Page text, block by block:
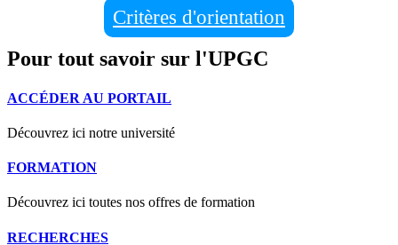
Critères d'orientation
Pour tout savoir sur l'UPGC
ACCÉDER AU PORTAIL
Découvrez ici notre université
FORMATION
Découvrez ici toutes nos offres de formation
RECHERCHES